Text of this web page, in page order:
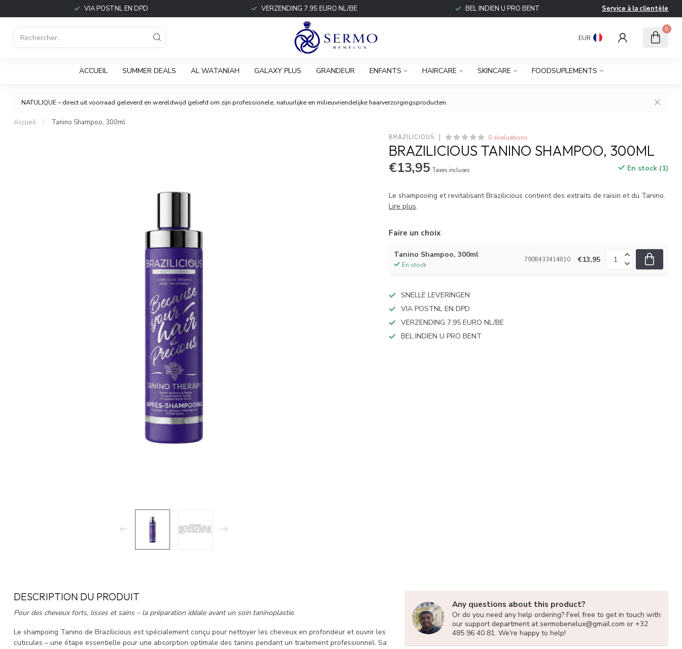
VIA POSTNL EN DPD VERZENDING 7.95 EURO NL/BE BEL INDIEN U PRO BENT Service à la clientèle
EUR
0
ACCUEIL SUMMER DEALS AL WATANIAH GALAXY PLUS GRANDEUR ENFANTS HAIRCARE SKINCARE FOODSUPLEMENTS
NATULIQUE – direct uit voorraad geleverd en wereldwijd geliefd om zijn professionele, natuurlijke en milieuvriendelijke haarverzorgingsproducten.
Accueil / Tanino Shampoo, 300ml
BRAZILICIOUS 0 évaluations
BRAZILICIOUS TANINO SHAMPOO, 300ML
€13,95 Taxes incluses En stock (1)
Le shampooing et revitalisant Brazilicious contient des extraits de raisin et du Tanino.
Lire plus.
Faire un choix
Tanino Shampoo, 300ml
En stock
7908433414810 €13,95
SNELLE LEVERINGEN
VIA POSTNL EN DPD
VERZENDING 7.95 EURO NL/BE
BEL INDIEN U PRO BENT
DESCRIPTION DU PRODUIT
Pour des cheveux forts, lisses et sains – la préparation idéale avant un soin taninoplastie.
Le shampoing Tanino de Brazilicious est spécialement conçu pour nettoyer les cheveux en profondeur et ouvrir les
cuticules – une étape essentielle pour une absorption optimale des tanins pendant un traitement professionnel. Sa
Any questions about this product?
Or do you need any help ordering? Feel free to get in touch with
our support department at sermobenelux@gmail.com or +32
485 96 40 81. We're happy to help!